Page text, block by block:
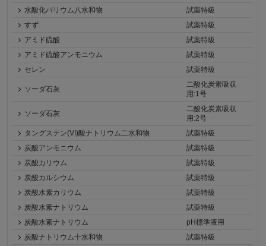
水酸化バリウム八水和物
試薬特級
すず
試薬特級
アミド硫酸
試薬特級
アミド硫酸アンモニウム
試薬特級
セレン
試薬特級
ソーダ石灰
二酸化炭素吸収
用:1号
ソーダ石灰
二酸化炭素吸収
用:2号
タングステン(VI)酸ナトリウム二水和物
試薬特級
炭酸アンモニウム
試薬特級
炭酸カリウム
試薬特級
炭酸カルシウム
試薬特級
炭酸水素カリウム
試薬特級
炭酸水素ナトリウム
試薬特級
炭酸水素ナトリウム
pH標準液用
炭酸ナトリウム十水和物
試薬特級